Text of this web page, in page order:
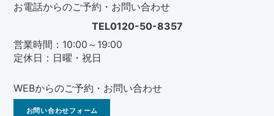
お電話からのご予約・お問い合わせ
TEL0120-50-8357
営業時間：10:00～19:00
定休日：日曜・祝日
WEBからのご予約・お問い合わせ
お問い合わせフォーム